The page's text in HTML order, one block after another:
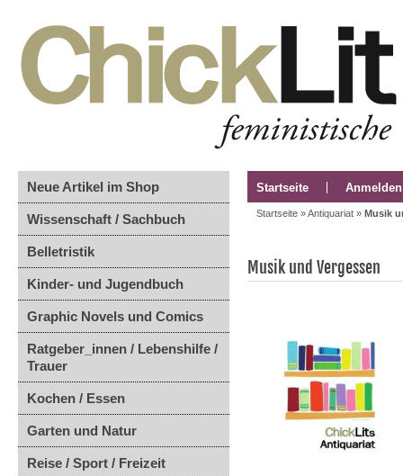
Neue Artikel im Shop
Wissenschaft / Sachbuch
Belletristik
Kinder- und Jugendbuch
Graphic Novels und Comics
Ratgeber_innen / Lebenshilfe /
Trauer
Kochen / Essen
Garten und Natur
Reise / Sport / Freizeit
Startseite Anmelden
Startseite »Antiquariat » Musik
Musik und Vergessen